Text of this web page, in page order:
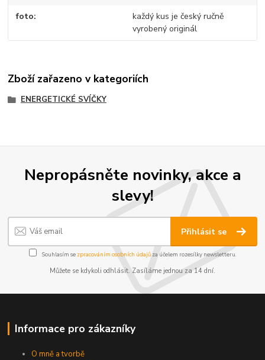
foto
každý kus je český ručně
vyrobený originál
Zboží zařazeno v kategoriích
ENERGETICKÉ SVÍČKY
Nepropásněte novinky, akce a
slevy!
Přihlásit se
Souhlasím se zpracováním osobních údajůza účelem rozesílky newsletteru.
Můžete se kdykoli odhlásit. Zasíláme jednou za 14 dní.
Informace pro zákazníky
O mně a tvorbě